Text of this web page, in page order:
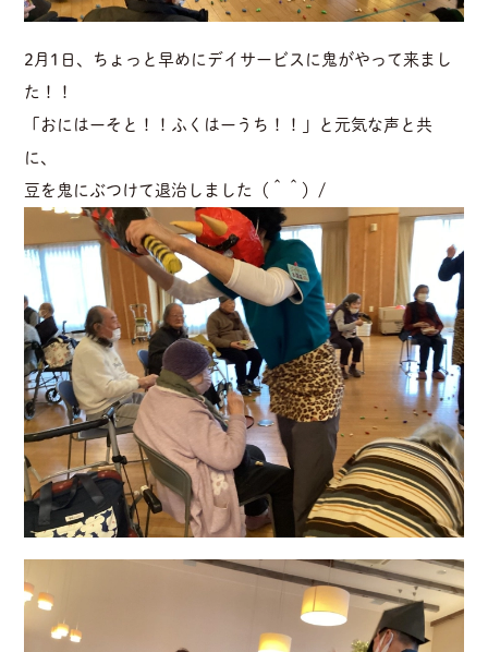
2月1日、ちょっと早めにデイサービスに鬼がやって来まし
た！！
「おにはーそと！！ふくはーうち！！」と元気な声と共
に、
豆を鬼にぶつけて退治しました（＾＾）/